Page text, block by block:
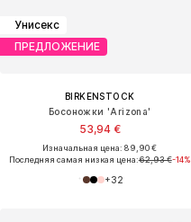
Унисекс
ПРЕДЛОЖЕНИЕ
BIRKENSTOCK
Босоножки 'Arizona'
53,94 €
Изначальная цена: 89,90 €
Последняя самая низкая цена:62,93 €-14%
+32